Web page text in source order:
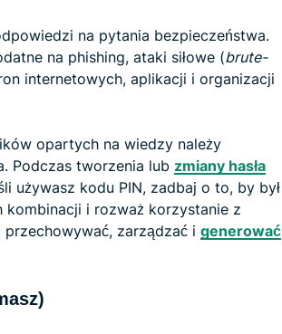
na pytania bezpieczeństwa.
na phishing, ataki siłowe (brute-
internetowych, aplikacji i organizacji
opartych na wiedzy należy
Podczas tworzenia lub zmiany hasła
używasz kodu PIN, zadbaj o to, by był
kombinacji i rozważ korzystanie z
przechowywać, zarządzać i generować